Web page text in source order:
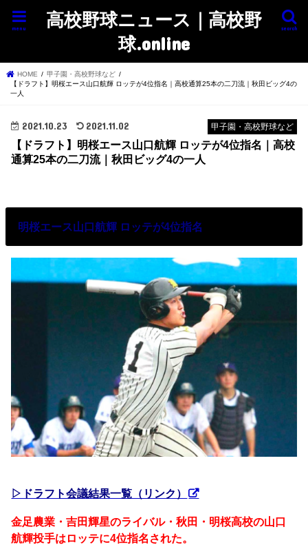
高校野球ニュース｜高校野
球.online
search
menu
HOME
甲子園・高校野球など
【ドラフト】明桜エース山口航輝 ロッテが4位指名｜高校通算25本の二刀流｜秋田ビッグ4の
一人
甲子園・高校野球など
2021.10.23 2021.11.02
【ドラフト】明桜エース山口航輝 ロッテが4位指名｜高校
通算25本の二刀流｜秋田ビッグ4の一人
明桜エース山口航輝 ロッテが4位指名
▷ドラフト会議結果一覧（リンク）
金足農業・吉田輝星のライバル・秋田・明桜高校の山口
航輝投手はロッテに4位指名された。